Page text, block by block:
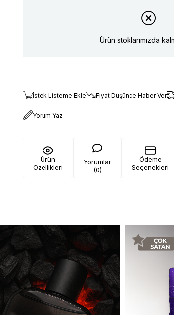
Ürün stoklarımızda
İstek Listeme Ekle Fiyat Düşünce Haber Ver
Yorum Yaz
Ürün
Özellikleri
Yorumlar
(0)
Ödeme
Seçenekleri